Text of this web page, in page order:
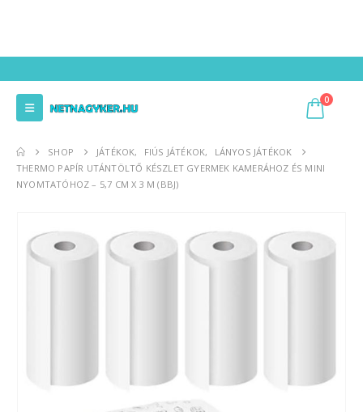
0
SHOP JÁTÉKOK, FIÚS JÁTÉKOK,
LÁNYOS JÁTÉKOK
THERMO PAPÍR UTÁNTÖLTŐ KÉSZLET GYERMEK KAMERÁHOZ ÉS MINI
NYOMTATÓHOZ – 5,7 CM X 3 M (BBJ)